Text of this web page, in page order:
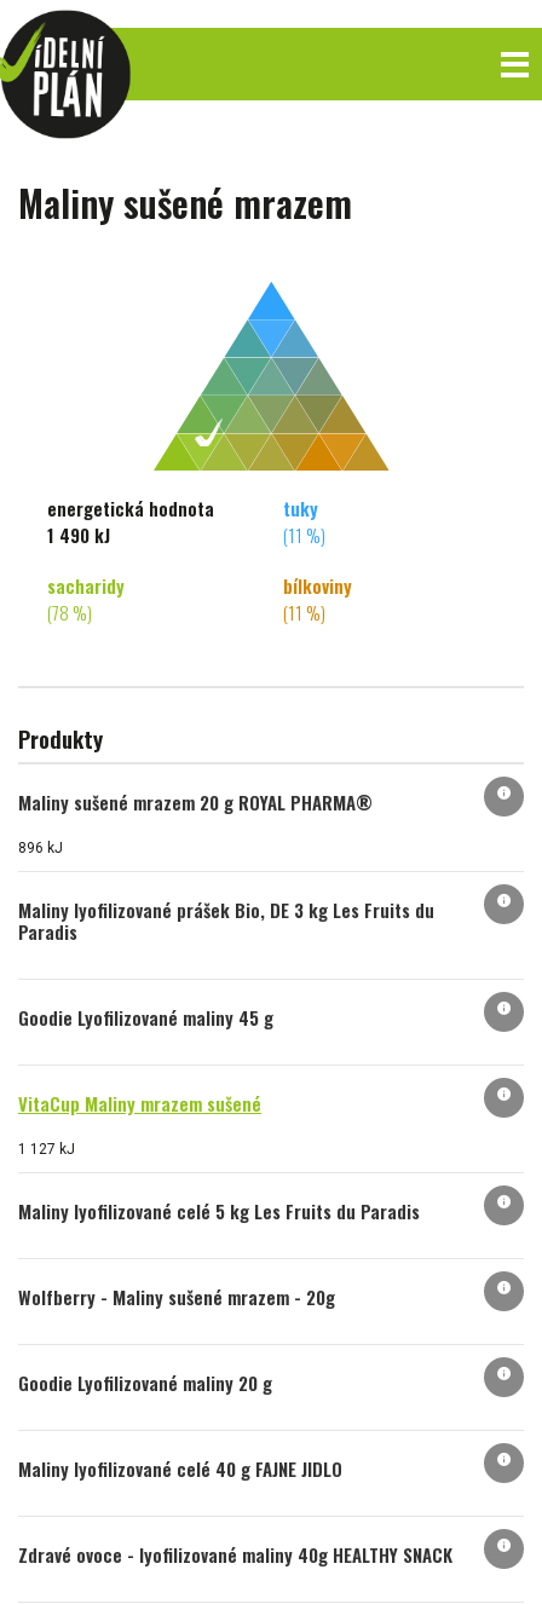
Maliny sušené mrazem
energetická hodnota
1 490 kJ
tuky
(11 %)
sacharidy
(78 %)
bílkoviny
(11 %)
Produkty
Maliny sušené mrazem 20 g ROYAL PHARMA®
896 kJ
info
Maliny lyofilizované prášek Bio, DE 3 kg Les Fruits du
Paradis
info
Goodie Lyofilizované maliny 45 g info
VitaCup Maliny mrazem sušené
1 127 kJ
info
Maliny lyofilizované celé 5 kg Les Fruits du Paradis info
Wolfberry - Maliny sušené mrazem - 20g info
Goodie Lyofilizované maliny 20 g info
Maliny lyofilizované celé 40 g FAJNE JIDLO info
Zdravé ovoce - lyofilizované maliny 40g HEALTHY SNACK info